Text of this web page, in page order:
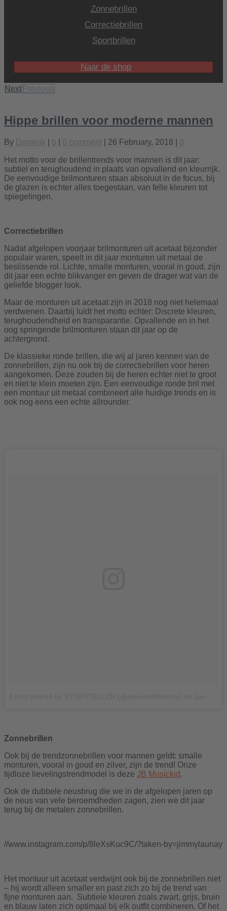
Zonnebrillen
Correctiebrillen
Sportbrillen
Naar de shop
Next Previous
Hippe brillen voor moderne mannen
By Dominik b 0 comment | 26 February, 2018 | 0
Het motto voor de brillentrends voor mannen is dit jaar:
subtiel en terughoudend in plaats van opvallend en kleurrijk.
De eenvoudige brilmonturen staan absoluut in de focus, bij
de glazen is echter alles toegestaan, van felle kleuren tot
spiegelingen.
Correctiebrillen
Nadat afgelopen voorjaar brilmonturen uit acetaat bijzonder
populair waren, speelt in dit jaar monturen uit metaal de
beslissende rol. Lichte, smalle monturen, vooral in goud, zijn
dit jaar een echte blikvanger en geven de drager wat van de
geliefde blogger look.
Maar de monturen uit acetaat zijn in 2018 nog niet helemaal
verdwenen. Daarbij luidt het motto echter: Discrete kleuren,
terughoudendheid en transparantie. Opvallende en in het
oog springende brilmonturen staan dit jaar op de
achtergrond.
De klassieke ronde brillen, die wij al jaren kennen van de
zonnebrillen, zijn nu ook bij de correctiebrillen voor heren
aangekomen. Deze zouden bij de heren echter niet te groot
en niet te klein moeten zijn. Een eenvoudige ronde bril met
een montuur uit metaal combineert alle huidige trends en is
ook nog eens een echte allrounder.
Zonnebrillen
Ook bij de trendzonnebrillen voor mannen geldt: smalle
monturen, vooral in goud en zilver, zijn de trend! Onze
tijdloze lievelingstrendmodel is deze JB Musickid .
Ook de dubbele neusbrug die we in de afgelopen jaren op
de neus van vele beroemdheden zagen, zien we dit jaar
terug bij de metalen zonnebrillen.
//www.instagram.com/p/8leXsKuc9C/?taken-by=jimmylaunay
Het montuur uit acetaat verdwijnt ook bij de zonnebrillen niet
– hij wordt alleen smaller en past zich zo bij de trend van
fijne monturen aan. Subtiele kleuren zoals zwart, grijs, bruin
en blauw laten zich optimaal bij elk outfit combineren. Of het